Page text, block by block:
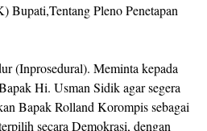
Bupati,Tentang Pleno Penetapan
(Inprosedural). Meminta kepada
Hi. Usman Sidik agar segera
Bapak Rolland Korompis sebagai
secara Demokrasi, dengan